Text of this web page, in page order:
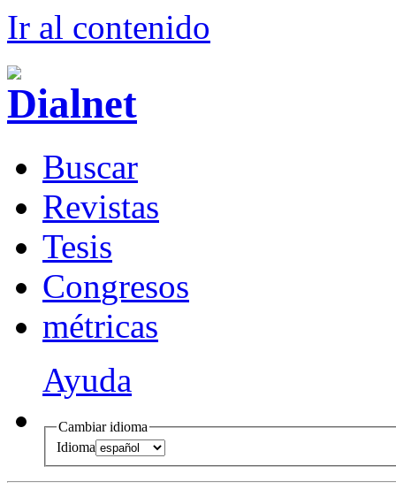
Ir al contenido
Buscar
Revistas
Tesis
Congresos
métricas
Ayuda
Cambiar idioma
Idioma